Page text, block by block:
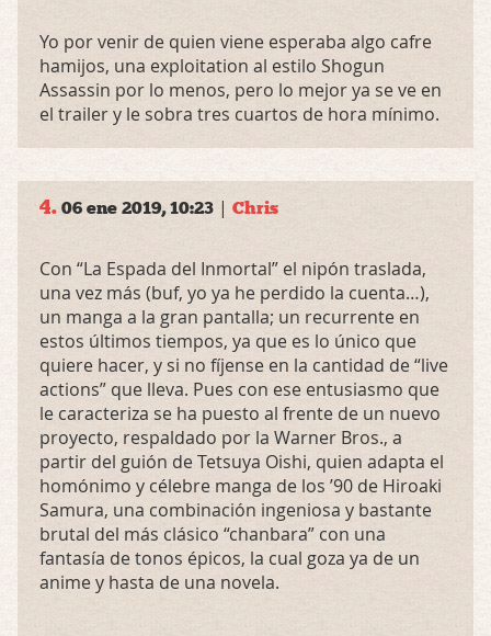
Yo por venir de quien viene esperaba algo cafre
hamijos, una exploitation al estilo Shogun
Assassin por lo menos, pero lo mejor ya se ve en
el trailer y le sobra tres cuartos de hora mínimo.
4. 06 ene 2019, 10:23 | Chris
Con “La Espada del Inmortal” el nipón traslada,
una vez más (buf, yo ya he perdido la cuenta…),
un manga a la gran pantalla; un recurrente en
estos últimos tiempos, ya que es lo único que
quiere hacer, y si no fíjense en la cantidad de “live
actions” que lleva. Pues con ese entusiasmo que
le caracteriza se ha puesto al frente de un nuevo
proyecto, respaldado por la Warner Bros., a
partir del guión de Tetsuya Oishi, quien adapta el
homónimo y célebre manga de los ’90 de Hiroaki
Samura, una combinación ingeniosa y bastante
brutal del más clásico “chanbara” con una
fantasía de tonos épicos, la cual goza ya de un
anime y hasta de una novela.